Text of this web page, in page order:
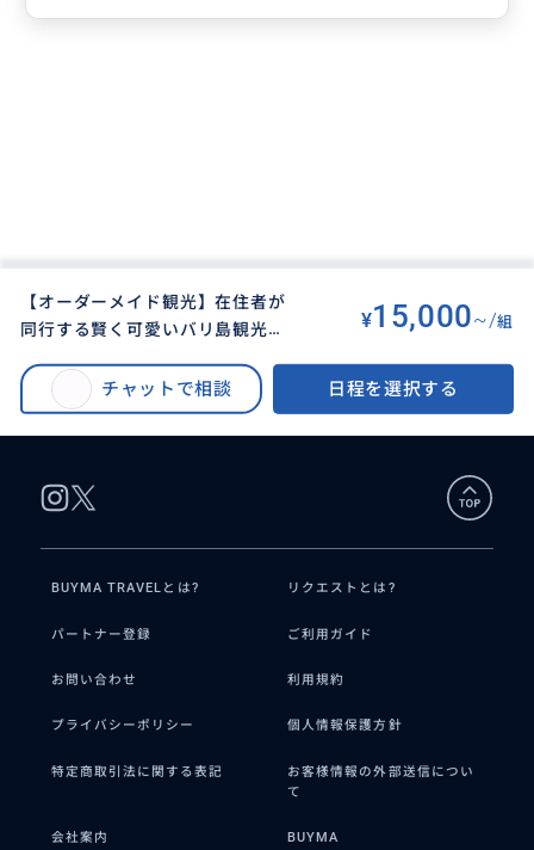
【オーダーメイド観光】在住者が
同行する賢く可愛いバリ島観光！
ない様な穴場まで♡】車付き
¥15,000~/組
チャットで相談 日程を選択する
【オーダーメイド観光】在住者が同行する賢く可愛いバリ島観光！【定番＋
ガイドブックに載っていない様な穴場まで♡】車付き
BUYMA TRAVELとは? リクエストとは?
パートナー登録 ご利用ガイド
お問い合わせ 利用規約
プライバシーポリシー 個人情報保護方針
特定商取引法に関する表記
お客様情報の外部送信につい
て
会社案内 BUYMA